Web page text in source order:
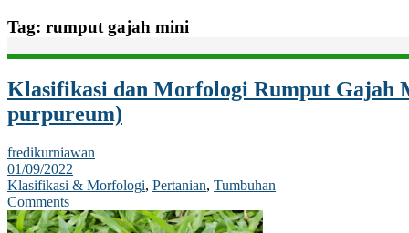
Tag: rumput gajah mini
Klasifikasi dan Morfologi Rumput Gajah
purpureum)
fredikurniawan
01/09/2022
Klasifikasi & Morfologi, Pertanian, Tumbuhan
Comments